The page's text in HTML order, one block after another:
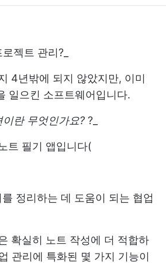
로젝트 관리?_
4년밖에 되지 않았지만, 이미
일으킨 소프트웨어입니다.
이란 무엇인가요? ?_
트 필기 앱입니다(
정리하는 데 도움이 되는 협업
확실히 노트 작성에 더 적합하
관리에 특화된 몇 가지 기능이